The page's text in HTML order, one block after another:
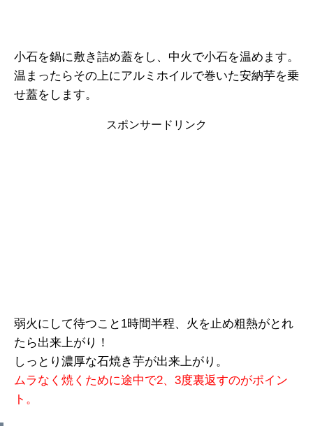
小石を鍋に敷き詰め蓋をし、中火で小石を温めます。
温まったらその上にアルミホイルで巻いた安納芋を乗
せ蓋をします。
スポンサードリンク
弱火にして待つこと1時間半程、火を止め粗熱がとれ
たら出来上がり！
しっとり濃厚な石焼き芋が出来上がり。
ムラなく焼くために途中で2、3度裏返すのがポイン
ト。